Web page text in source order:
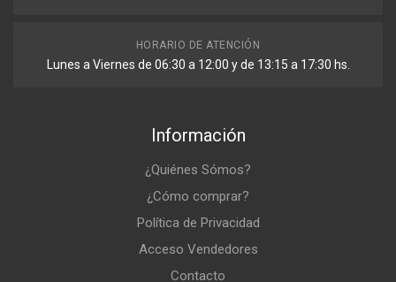
HORARIO DE ATENCIÓN
Lunes a Viernes de 06:30 a 12:00 y de 13:15 a 17:30 hs.
Información
¿Quiénes Sómos?
¿Cómo comprar?
Política de Privacidad
Acceso Vendedores
Contacto